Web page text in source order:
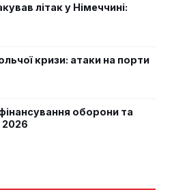
літак у Німеччині:
кризи: атаки на порти
оборони та
2026